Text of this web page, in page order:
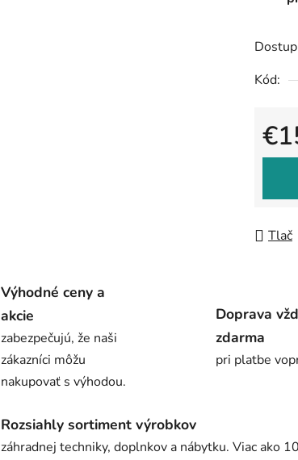
Kód:
Tlač
Výhodné ceny a
akcie
zabezpečujú, že naši
zákazníci môžu
nakupovať s výhodou.
Doprava
zdarma
pri platbe
Rozsiahly sortiment výrobkov
záhradnej techniky, doplnkov a nábytku. Viac ako